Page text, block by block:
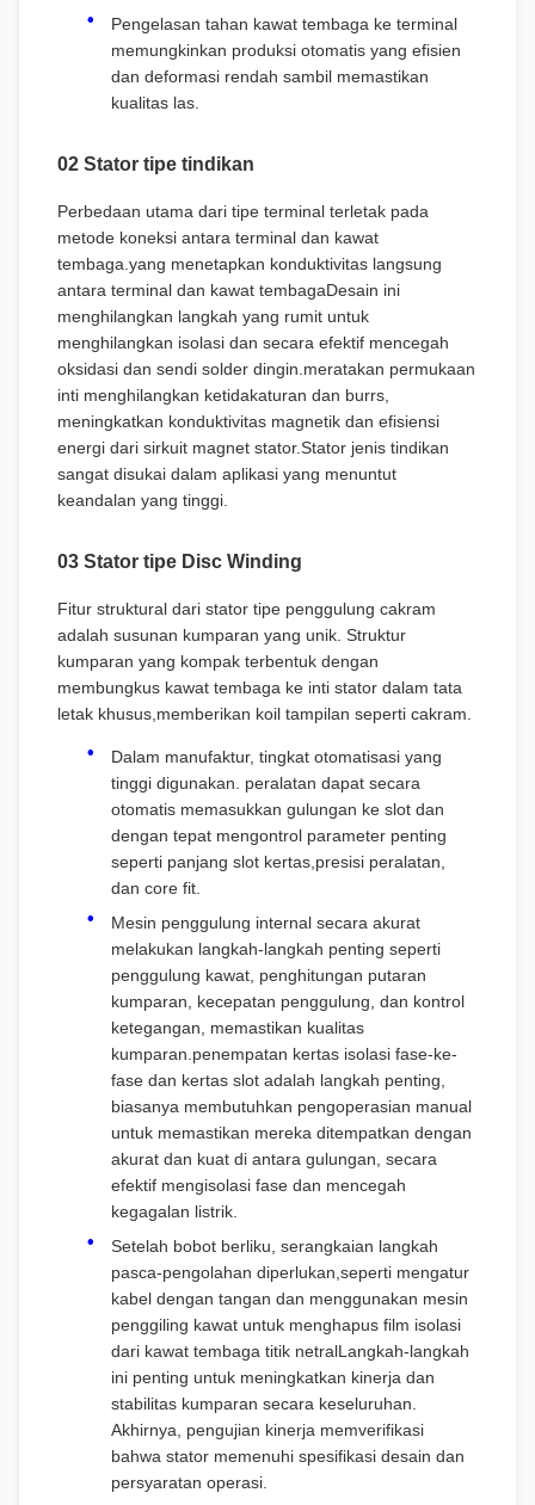
Pengelasan tahan kawat tembaga ke terminal
memungkinkan produksi otomatis yang efisien
dan deformasi rendah sambil memastikan
kualitas las.
02 Stator tipe tindikan
Perbedaan utama dari tipe terminal terletak pada
metode koneksi antara terminal dan kawat
tembaga.yang menetapkan konduktivitas langsung
antara terminal dan kawat tembagaDesain ini
menghilangkan langkah yang rumit untuk
menghilangkan isolasi dan secara efektif mencegah
oksidasi dan sendi solder dingin.meratakan permukaan
inti menghilangkan ketidakaturan dan burrs,
meningkatkan konduktivitas magnetik dan efisiensi
energi dari sirkuit magnet stator.Stator jenis tindikan
sangat disukai dalam aplikasi yang menuntut
keandalan yang tinggi.
03 Stator tipe Disc Winding
Fitur struktural dari stator tipe penggulung cakram
adalah susunan kumparan yang unik. Struktur
kumparan yang kompak terbentuk dengan
membungkus kawat tembaga ke inti stator dalam tata
letak khusus,memberikan koil tampilan seperti cakram.
Dalam manufaktur, tingkat otomatisasi yang
tinggi digunakan. peralatan dapat secara
otomatis memasukkan gulungan ke slot dan
dengan tepat mengontrol parameter penting
seperti panjang slot kertas,presisi peralatan,
dan core fit.
Mesin penggulung internal secara akurat
melakukan langkah-langkah penting seperti
penggulung kawat, penghitungan putaran
kumparan, kecepatan penggulung, dan kontrol
ketegangan, memastikan kualitas
kumparan.penempatan kertas isolasi fase-ke-
fase dan kertas slot adalah langkah penting,
biasanya membutuhkan pengoperasian manual
untuk memastikan mereka ditempatkan dengan
akurat dan kuat di antara gulungan, secara
efektif mengisolasi fase dan mencegah
kegagalan listrik.
Setelah bobot berliku, serangkaian langkah
pasca-pengolahan diperlukan,seperti mengatur
kabel dengan tangan dan menggunakan mesin
penggiling kawat untuk menghapus film isolasi
dari kawat tembaga titik netralLangkah-langkah
ini penting untuk meningkatkan kinerja dan
stabilitas kumparan secara keseluruhan.
Akhirnya, pengujian kinerja memverifikasi
bahwa stator memenuhi spesifikasi desain dan
persyaratan operasi.